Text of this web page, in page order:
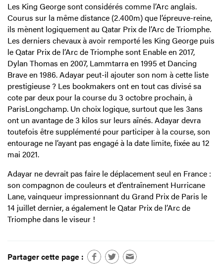
Les King George sont considérés comme l’Arc anglais.
Courus sur la même distance (2.400m) que l’épreuve-reine,
ils mènent logiquement au Qatar Prix de l’Arc de Triomphe.
Les derniers chevaux à avoir remporté les King George puis
le Qatar Prix de l’Arc de Triomphe sont Enable en 2017,
Dylan Thomas en 2007, Lammtarra en 1995 et Dancing
Brave en 1986. Adayar peut-il ajouter son nom à cette liste
prestigieuse ? Les bookmakers ont en tout cas divisé sa
cote par deux pour la course du 3 octobre prochain, à
ParisLongchamp. Un choix logique, surtout que les 3ans
ont un avantage de 3 kilos sur leurs aînés. Adayar devra
toutefois être supplémenté pour participer à la course, son
entourage ne l’ayant pas engagé à la date limite, fixée au 12
mai 2021.
Adayar ne devrait pas faire le déplacement seul en France :
son compagnon de couleurs et d’entraînement Hurricane
Lane, vainqueur impressionnant du Grand Prix de Paris le
14 juillet dernier, a également le Qatar Prix de l’Arc de
Triomphe dans le viseur !
Partager cette page :